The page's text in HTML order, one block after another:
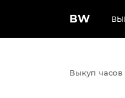
BW
Выкуп часов